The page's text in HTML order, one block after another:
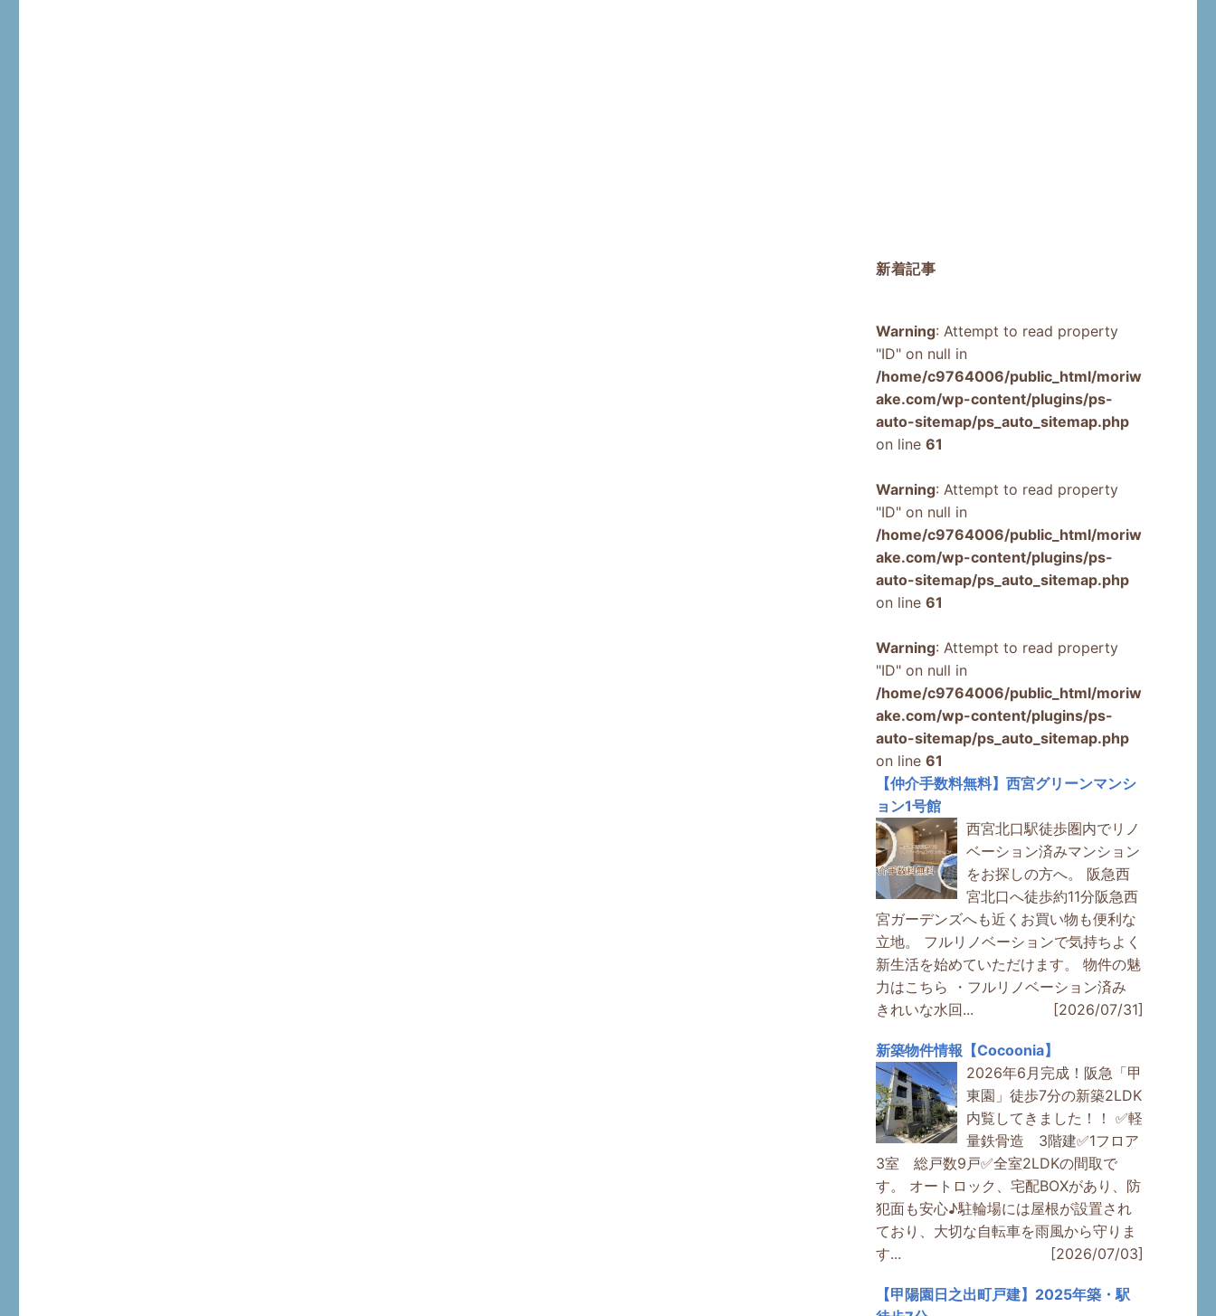
新着記事
Warning: Attempt to read property
"ID" on null in
/home/c9764006/public_html/moriw
ake.com/wp-content/plugins/ps-
auto-sitemap/ps_auto_sitemap.php
on line 61
Warning: Attempt to read property
"ID" on null in
/home/c9764006/public_html/moriw
ake.com/wp-content/plugins/ps-
auto-sitemap/ps_auto_sitemap.php
on line 61
Warning: Attempt to read property
"ID" on null in
/home/c9764006/public_html/moriw
ake.com/wp-content/plugins/ps-
auto-sitemap/ps_auto_sitemap.php
on line 61
【仲介手数料無料】西宮グリーンマンシ
ョン1号館
西宮北口駅徒歩圏内でリノ
ベーション済みマンション
をお探しの方へ。 阪急西
宮北口へ徒歩約11分阪急西
宮ガーデンズへも近くお買い物も便利な
立地。 フルリノベーションで気持ちよく
新生活を始めていただけます。 物件の魅
力はこちら ・フルリノベーション済み
きれいな水回...
[2026/07/31]
新築物件情報【Cocoonia】
2026年6月完成！阪急「甲
東園」徒歩7分の新築2LDK
内覧してきました！！ ✅軽
量鉄骨造 3階建✅1フロア
3室 総戸数9戸✅全室2LDKの間取で
す。 オートロック、宅配BOXがあり、防
犯面も安心♪駐輪場には屋根が設置され
ており、大切な自転車を雨風から守りま
す...
[2026/07/03]
【甲陽園日之出町戸建】2025年築・駅